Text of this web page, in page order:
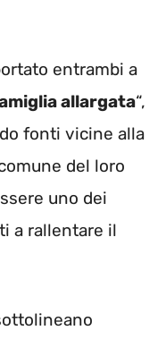
entrambi a
allargata“,
fonti vicine alla
del loro
uno dei
a rallentare il